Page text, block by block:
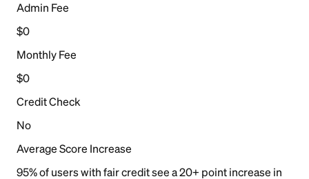
Admin Fee
$0
Monthly Fee
$0
Credit Check
No
Average Score Increase
95% of users with fair credit see a 20+ point increase in